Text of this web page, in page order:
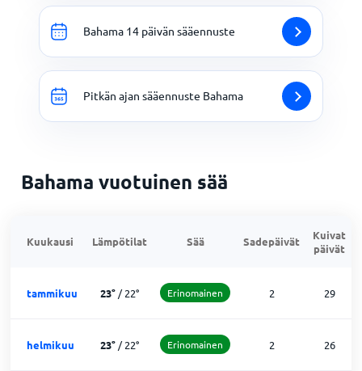
Bahama 14 päivän sääennuste
Pitkän ajan sääennuste Bahama
Bahama vuotuinen sää
Kuukausi Lämpötilat Sää Sadepäivät
Kuivat
päivät
tammikuu 23° /22° Erinomainen 2 29
helmikuu 23° /22° Erinomainen 2 26